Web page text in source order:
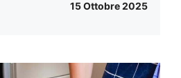
15 Ottobre 2025